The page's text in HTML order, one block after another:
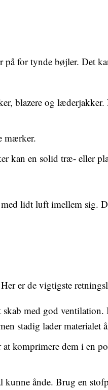
på for tynde bøjler. Det
blazere og læderjakker.
mærker.
kan en solid træ- eller
lidt luft imellem sig.
er de vigtigste
med god ventilation.
stadig lader materialet
komprimere dem i en
ånde. Brug en